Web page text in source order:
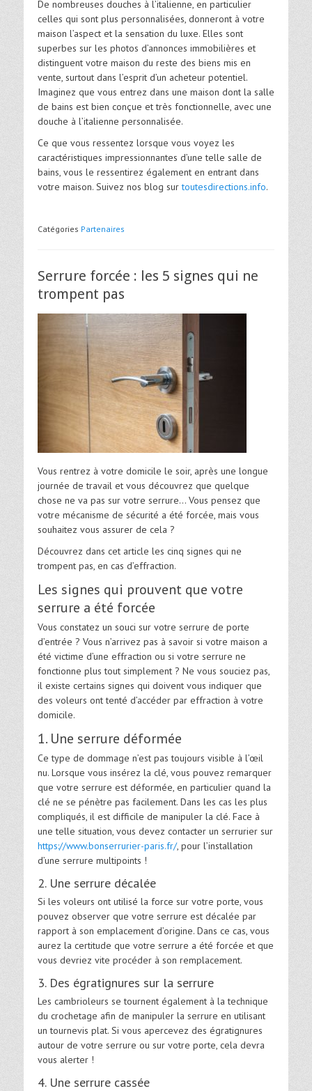
De nombreuses douches à l’italienne, en particulier
celles qui sont plus personnalisées, donneront à votre
maison l’aspect et la sensation du luxe. Elles sont
superbes sur les photos d’annonces immobilières et
distinguent votre maison du reste des biens mis en
vente, surtout dans l’esprit d’un acheteur potentiel.
Imaginez que vous entrez dans une maison dont la salle
de bains est bien conçue et très fonctionnelle, avec une
douche à l’italienne personnalisée.
Ce que vous ressentez lorsque vous voyez les
caractéristiques impressionnantes d’une telle salle de
bains, vous le ressentirez également en entrant dans
votre maison. Suivez nos blog surtoutesdirections.info.
Catégories Partenaires
Serrure forcée : les 5 signes qui ne
trompent pas
Vous rentrez à votre domicile le soir, après une longue
journée de travail et vous découvrez que quelque
chose ne va pas sur votre serrure… Vous pensez que
votre mécanisme de sécurité a été forcée, mais vous
souhaitez vous assurer de cela ?
Découvrez dans cet article les cinq signes qui ne
trompent pas, en cas d’effraction.
Les signes qui prouvent que votre
serrure a été forcée
Vous constatez un souci sur votre serrure de porte
d’entrée ? Vous n’arrivez pas à savoir si votre maison a
été victime d’une effraction ou si votre serrure ne
fonctionne plus tout simplement ? Ne vous souciez pas,
il existe certains signes qui doivent vous indiquer que
des voleurs ont tenté d’accéder par effraction à votre
domicile.
1. Une serrure déformée
Ce type de dommage n’est pas toujours visible à l’œil
nu. Lorsque vous insérez la clé, vous pouvez remarquer
que votre serrure est déformée, en particulier quand la
clé ne se pénètre pas facilement. Dans les cas les plus
compliqués, il est difficile de manipuler la clé. Face à
une telle situation, vous devez contacter un serrurier sur
https://www.bonserrurier-paris.fr/, pour l’installation
d’une serrure multipoints !
2. Une serrure décalée
Si les voleurs ont utilisé la force sur votre porte, vous
pouvez observer que votre serrure est décalée par
rapport à son emplacement d’origine. Dans ce cas, vous
aurez la certitude que votre serrure a été forcée et que
vous devriez vite procéder à son remplacement.
3. Des égratignures sur la serrure
Les cambrioleurs se tournent également à la technique
du crochetage afin de manipuler la serrure en utilisant
un tournevis plat. Si vous apercevez des égratignures
autour de votre serrure ou sur votre porte, cela devra
vous alerter !
4. Une serrure cassée